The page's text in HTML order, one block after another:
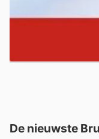
De nieuwste